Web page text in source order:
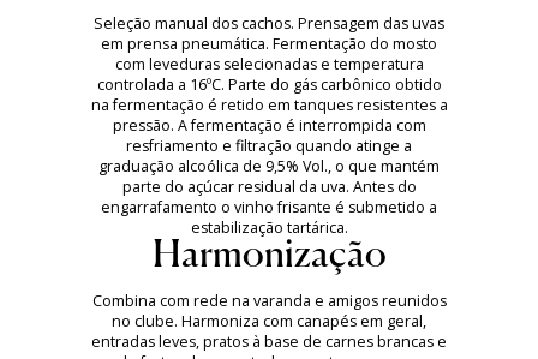
Seleção manual dos cachos. Prensagem das uvas
em prensa pneumática. Fermentação do mosto
com leveduras selecionadas e temperatura
controlada a 16ºC. Parte do gás carbônico obtido
na fermentação é retido em tanques resistentes a
pressão. A fermentação é interrompida com
resfriamento e filtração quando atinge a
graduação alcoólica de 9,5% Vol., o que mantém
parte do açúcar residual da uva. Antes do
engarrafamento o vinho frisante é submetido a
estabilização tartárica.
Harmonização
Combina com rede na varanda e amigos reunidos
no clube. Harmoniza com canapés em geral,
entradas leves, pratos à base de carnes brancas e